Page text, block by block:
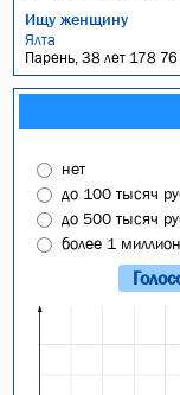
Ищу женщину
Ялта
Парень, 38 лет 178
нет
до 100 тысяч
до 500 тысяч
более 1